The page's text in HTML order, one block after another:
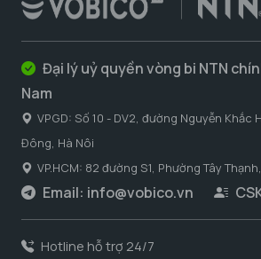
Đại lý uỷ quyền vòng bi NTN
Nam
VPGD: Số 10 - DV2, đường Nguyễn Khắc
Đông, Hà Nôi
VP.HCM: 82 đường S1, Phường Tây
Email: info@vobico.vn
Hotline hỗ trợ 24/7